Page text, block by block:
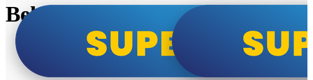
Beko i Tesla super cene